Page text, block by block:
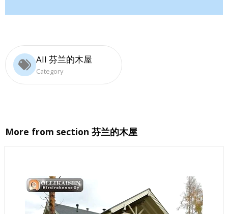
All 芬兰的木屋
Category
More from section 芬兰的木屋